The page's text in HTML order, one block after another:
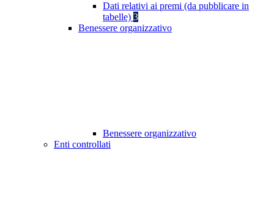
Dati relativi ai premi (da pubblicare in
tabelle) 3
Benessere organizzativo
Benessere organizzativo
Enti controllati